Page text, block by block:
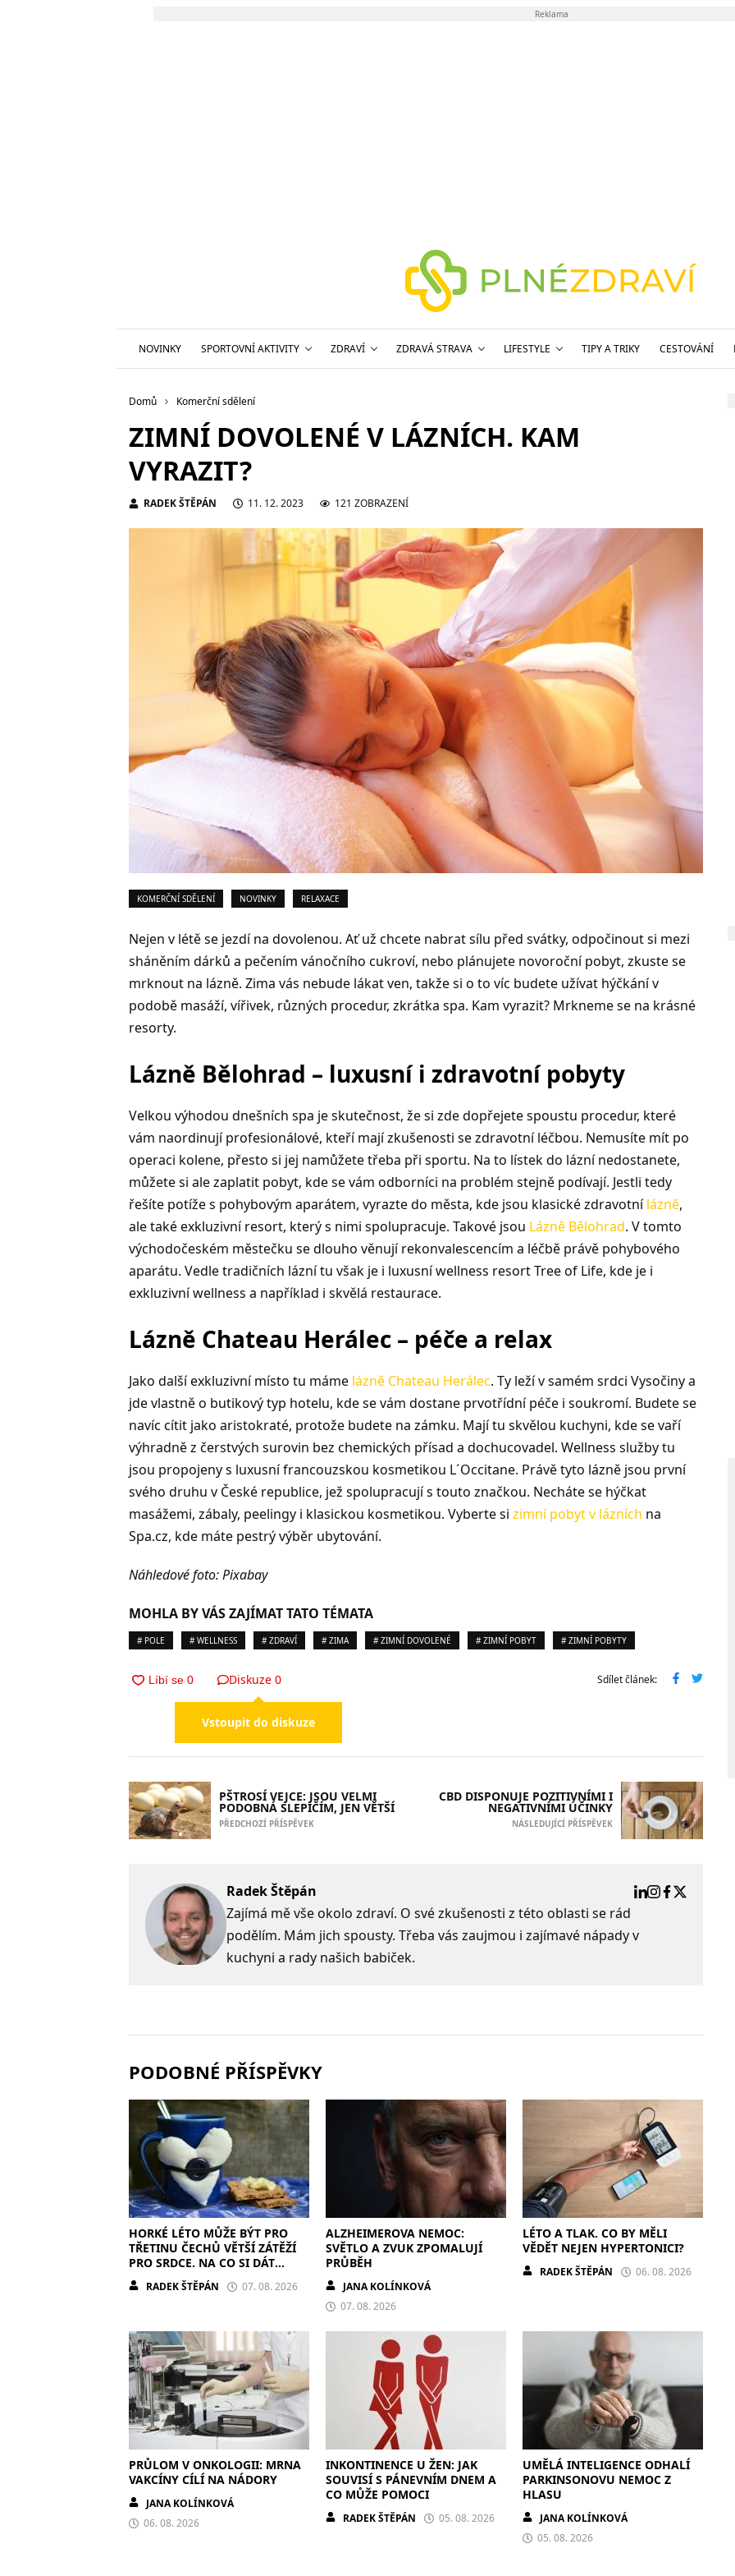
Reklama
NOVINKY SPORTOVNÍ AKTIVITY ZDRAVÍ ZDRAVÁ STRAVA LIFESTYLE TIPY A TRIKY CESTOVÁNÍ
Domů Komerční sdělení
ZIMNÍ DOVOLENÉ V LÁZNÍCH. KAM
VYRAZIT?
RADEK ŠTĚPÁN 11. 12. 2023 121 ZOBRAZENÍ
KOMERČNÍ SDĚLENÍ NOVINKY RELAXACE
Nejen v létě se jezdí na dovolenou. Ať už chcete nabrat sílu před svátky, odpočinout si mezi
sháněním dárků a pečením vánočního cukroví, nebo plánujete novoroční pobyt, zkuste se
mrknout na lázně. Zima vás nebude lákat ven, takže si o to víc budete užívat hýčkání v
podobě masáží, vířivek, různých procedur, zkrátka spa. Kam vyrazit? Mrkneme se na krásné
resorty.
Lázně Bělohrad – luxusní i zdravotní pobyty
Velkou výhodou dnešních spa je skutečnost, že si zde dopřejete spoustu procedur, které
vám naordinují profesionálové, kteří mají zkušenosti se zdravotní léčbou. Nemusíte mít po
operaci kolene, přesto si jej namůžete třeba při sportu. Na to lístek do lázní nedostanete,
můžete si ale zaplatit pobyt, kde se vám odborníci na problém stejně podívají. Jestli tedy
řešíte potíže s pohybovým aparátem, vyrazte do města, kde jsou klasické zdravotnílázně,
ale také exkluzivní resort, který s nimi spolupracuje. Takové jsou Lázně Bělohrad. V tomto
východočeském městečku se dlouho věnují rekonvalescencím a léčbě právě pohybového
aparátu. Vedle tradičních lázní tu však je i luxusní wellness resort Tree of Life, kde je i
exkluzivní wellness a například i skvělá restaurace.
Lázně Chateau Herálec – péče a relax
Jako další exkluzivní místo tu máme lázně Chateau Herálec. Ty leží v samém srdci Vysočiny a
jde vlastně o butikový typ hotelu, kde se vám dostane prvotřídní péče i soukromí. Budete se
navíc cítit jako aristokraté, protože budete na zámku. Mají tu skvělou kuchyni, kde se vaří
výhradně z čerstvých surovin bez chemických přísad a dochucovadel. Wellness služby tu
jsou propojeny s luxusní francouzskou kosmetikou L´Occitane. Právě tyto lázně jsou první
svého druhu v České republice, jež spolupracují s touto značkou. Necháte se hýčkat
masážemi, zábaly, peelingy i klasickou kosmetikou. Vyberte si zimní pobyt v lázních na
Spa.cz, kde máte pestrý výběr ubytování.
Náhledové foto: Pixabay
MOHLA BY VÁS ZAJÍMAT TATO TÉMATA
# POLE # WELLNESS # ZDRAVÍ # ZIMA # ZIMNÍ DOVOLENÉ # ZIMNÍ POBYT # ZIMNÍ POBYTY
Diskuze 0
Vstoupit do diskuze
Sdílet článek:
PŠTROSÍ VEJCE: JSOU VELMI
PODOBNÁ SLEPIČÍM, JEN VĚTŠÍ
PŘEDCHOZÍ PŘÍSPĚVEK
CBD DISPONUJE POZITIVNÍMI I
NEGATIVNÍMI ÚČINKY
NÁSLEDUJÍCÍ PŘÍSPĚVEK
Radek Štěpán
Zajímá mě vše okolo zdraví. O své zkušenosti z této oblasti se rád
podělím. Mám jich spousty. Třeba vás zaujmou i zajímavé nápady v
kuchyni a rady našich babiček.
PODOBNÉ PŘÍSPĚVKY
HORKÉ LÉTO MŮŽE BÝT PRO
TŘETINU ČECHŮ VĚTŠÍ ZÁTĚŽÍ
PRO SRDCE. NA CO SI DÁT
POZOR?
RADEK ŠTĚPÁN 07. 08. 2026
ALZHEIMEROVA NEMOC:
SVĚTLO A ZVUK ZPOMALUJÍ
PRŮBĚH
JANA KOLÍNKOVÁ
07. 08. 2026
LÉTO A TLAK. CO BY MĚLI
VĚDĚT NEJEN HYPERTONICI?
RADEK ŠTĚPÁN 06. 08. 2026
PRŮLOM V ONKOLOGII: MRNA
VAKCÍNY CÍLÍ NA NÁDORY
JANA KOLÍNKOVÁ
06. 08. 2026
INKONTINENCE U ŽEN: JAK
SOUVISÍ S PÁNEVNÍM DNEM A
CO MŮŽE POMOCI
RADEK ŠTĚPÁN 05. 08. 2026
UMĚLÁ INTELIGENCE ODHALÍ
PARKINSONOVU NEMOC Z
HLASU
JANA KOLÍNKOVÁ
05. 08. 2026